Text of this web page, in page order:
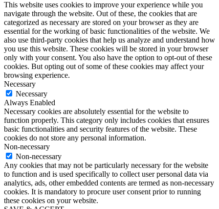
This website uses cookies to improve your experience while you
navigate through the website. Out of these, the cookies that are
categorized as necessary are stored on your browser as they are
essential for the working of basic functionalities of the website. We
also use third-party cookies that help us analyze and understand how
you use this website. These cookies will be stored in your browser
only with your consent. You also have the option to opt-out of these
cookies. But opting out of some of these cookies may affect your
browsing experience.
Necessary
Necessary
Always Enabled
Necessary cookies are absolutely essential for the website to
function properly. This category only includes cookies that ensures
basic functionalities and security features of the website. These
cookies do not store any personal information.
Non-necessary
Non-necessary
Any cookies that may not be particularly necessary for the website
to function and is used specifically to collect user personal data via
analytics, ads, other embedded contents are termed as non-necessary
cookies. It is mandatory to procure user consent prior to running
these cookies on your website.